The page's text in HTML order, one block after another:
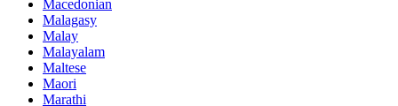
Macedonian
Malagasy
Malay
Malayalam
Maltese
Maori
Marathi